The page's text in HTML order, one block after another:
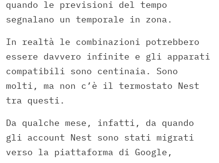
quando le previsioni del tempo
segnalano un temporale in zona.
In realtà le combinazioni potrebbero
essere davvero infinite e gli apparati
compatibili sono centinaia. Sono
molti, ma non c’è il termostato Nest
tra questi.
Da qualche mese, infatti, da quando
gli account Nest sono stati migrati
verso la piattaforma di Google,